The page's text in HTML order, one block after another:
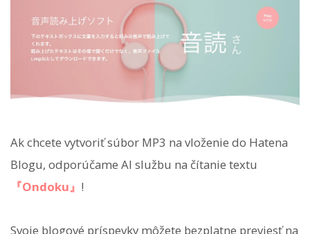
Ak chcete vytvoriť súbor MP3 na vloženie do Hatena
Blogu, odporúčame AI službu na čítanie textu
『Ondoku』 !
Svoje blogové príspevky môžete bezplatne previesť na